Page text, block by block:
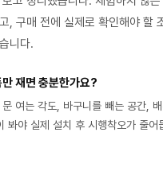
, 구매 전에 실제로 확인해야 할
니다.
재면 충분한가요?
여는 각도, 바구니를 빼는 공간,
봐야 실제 설치 후 시행착오가 줄어